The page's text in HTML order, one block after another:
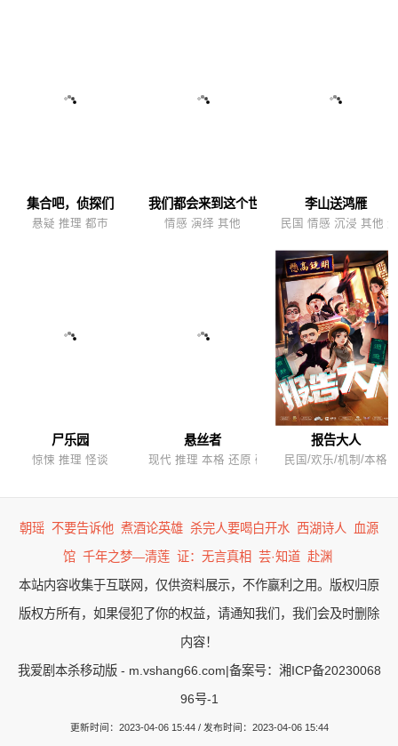
集合吧，侦探们
悬疑 推理 都市
我们都会来到这个世界
情感 演绎 其他
李山送鸿雁
民国 情感 沉浸 其他
尸乐园
惊悚 推理 怪谈
悬丝者
现代 推理 本格 还原 硬核
报告大人
民国/欢乐/机制/本格
朝瑶 不要告诉他 煮酒论英雄 杀完人要喝白开水 西湖诗人
血源
馆 千年之梦—清莲 证：无言真相 芸·知道 赴渊
本站内容收集于互联网，仅供资料展示，不作赢利之用。版权归原
版权方所有，如果侵犯了你的权益，请通知我们，我们会及时删除
内容！
我爱剧本杀移动版 - m.vshang66.com|备案号：湘ICP备20230068
96号-1
更新时间：2023-04-06 15:44 / 发布时间：2023-04-06 15:44